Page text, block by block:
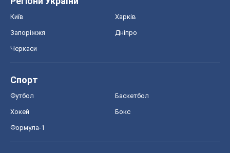
Київ Харків
Запоріжжя Дніпро
Черкаси
Спорт
Футбол Баскетбол
Хокей Бокс
Формула-1